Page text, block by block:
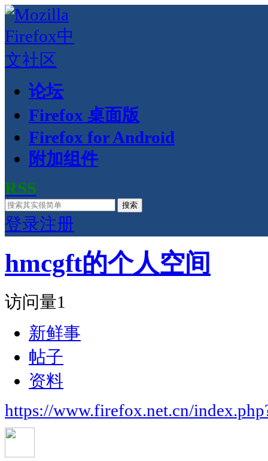
论坛
Firefox 桌面版
Firefox for Android
附加组件
RSS
搜索
登录注册
hmcgft的个人空间
访问量1
新鲜事
帖子
资料
https://www.firefox.net.cn/